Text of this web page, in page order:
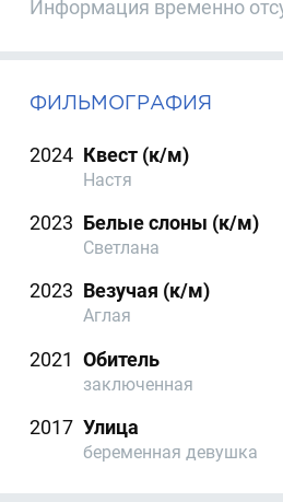
Информация временно
ФИЛЬМОГРАФИЯ
2024 Квест (к/м)
Настя
2023 Белые слоны (к/м)
Светлана
2023 Везучая (к/м)
Аглая
2021 Обитель
заключенная
2017 Улица
беременная девушка